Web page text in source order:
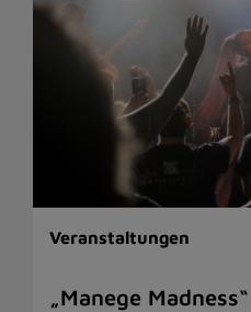
Veranstaltungen
„Manege